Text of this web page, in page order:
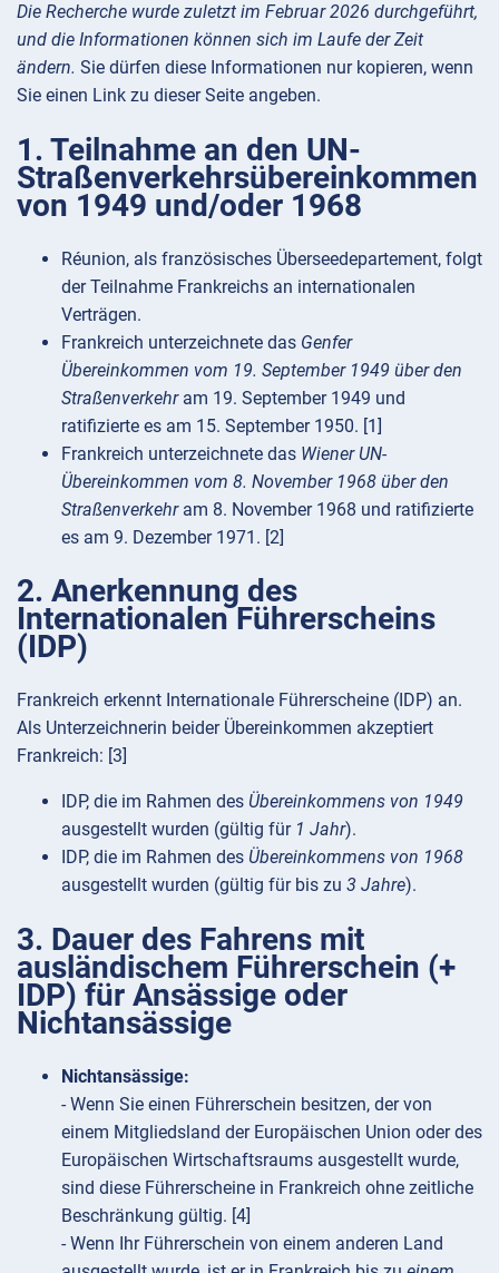
Die Recherche wurde zuletzt im Februar 2026 durchgeführt,
und die Informationen können sich im Laufe der Zeit
ändern. Sie dürfen diese Informationen nur kopieren, wenn
Sie einen Link zu dieser Seite angeben.
1. Teilnahme an den UN-
Straßenverkehrsübereinkommen
von 1949 und/oder 1968
Réunion, als französisches Überseedepartement, folgt
der Teilnahme Frankreichs an internationalen
Verträgen.
Frankreich unterzeichnete das Genfer
Übereinkommen vom 19. September 1949 über den
Straßenverkehram 19. September 1949 und
ratifizierte es am 15. September 1950. [1]
Frankreich unterzeichnete das Wiener UN-
Übereinkommen vom 8. November 1968 über den
Straßenverkehram 8. November 1968 und ratifizierte
es am 9. Dezember 1971. [2]
2. Anerkennung des
Internationalen Führerscheins
(IDP)
Frankreich erkennt Internationale Führerscheine (IDP) an.
Als Unterzeichnerin beider Übereinkommen akzeptiert
Frankreich: [3]
IDP, die im Rahmen des Übereinkommens von 1949
ausgestellt wurden (gültig für 1 Jahr).
IDP, die im Rahmen des Übereinkommens von 1968
ausgestellt wurden (gültig für bis zu 3 Jahre).
3. Dauer des Fahrens mit
ausländischem Führerschein (+
IDP) für Ansässige oder
Nichtansässige
Nichtansässige:
- Wenn Sie einen Führerschein besitzen, der von
einem Mitgliedsland der Europäischen Union oder des
Europäischen Wirtschaftsraums ausgestellt wurde,
sind diese Führerscheine in Frankreich ohne zeitliche
Beschränkung gültig. [4]
- Wenn Ihr Führerschein von einem anderen Land